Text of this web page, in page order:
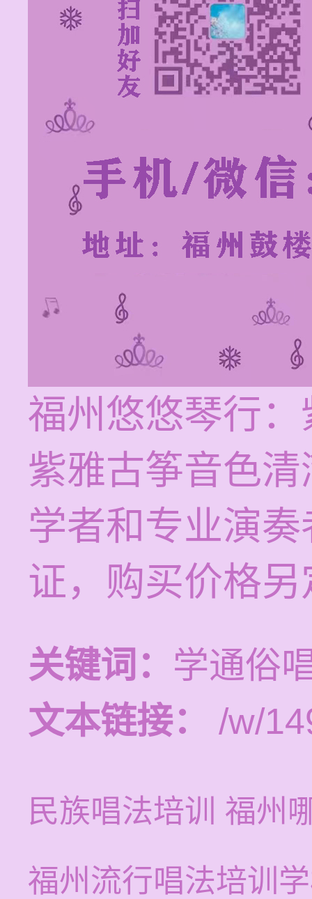
福州悠悠琴行
紫雅古筝音色
学者和专业演
证，购买价格另
关键词： 学通俗
文本链接：
/w/
民族唱法培训 福州
福州流行唱法培训